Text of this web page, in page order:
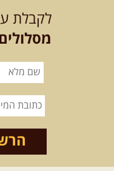
לקבלת